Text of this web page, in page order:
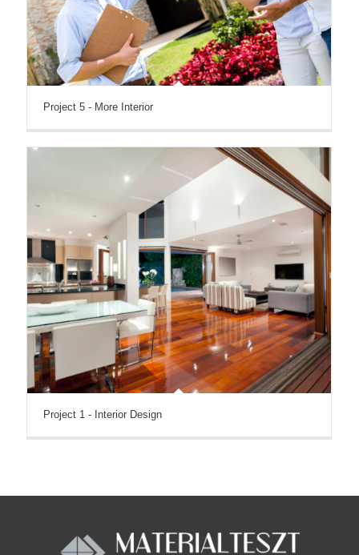
Project 5 - More Interior
Project 1 - Interior Design